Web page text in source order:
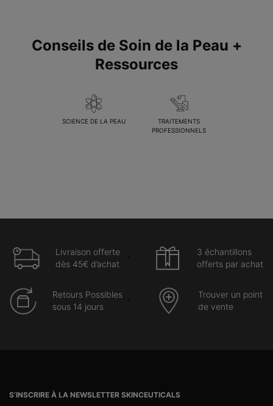
Conseils de Soin de la Peau +
Ressources
SCIENCE DE LA PEAU
TRAITEMENTS
PROFESSIONNELS
Livraison offerte
dès 45€ d’achat
3 échantillons
offerts par achat
Retours Possibles
sous 14 jours
Trouver un point
de vente
S’INSCRIRE À LA NEWSLETTER SKINCEUTICALS